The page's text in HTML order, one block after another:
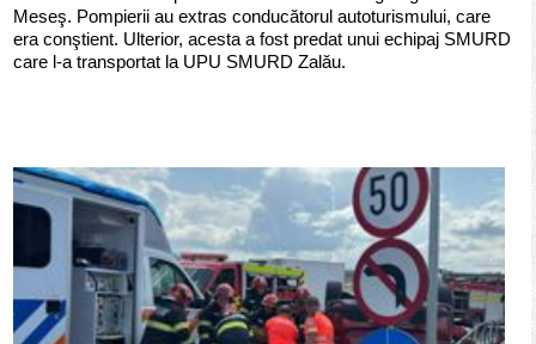
Meseş. Pompierii au extras conducătorul autoturismului, care
era conştient. Ulterior, acesta a fost predat unui echipaj SMURD
care l-a transportat la UPU SMURD Zalău.